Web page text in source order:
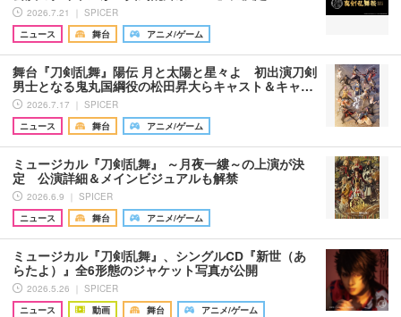
2026.7.21 ｜ SPICER
ニュース
舞台 アニメ/ゲーム
舞台『刀剣乱舞』陽伝 月と太陽と星々よ 初出演刀剣
男士となる鬼丸国綱役の松田昇大らキャスト＆キャ…
2026.7.17 ｜ SPICER
ニュース
舞台 アニメ/ゲーム
ミュージカル『刀剣乱舞』 ～月夜一縷～の上演が決
定 公演詳細＆メインビジュアルも解禁
2026.6.9 ｜ SPICER
ニュース
舞台 アニメ/ゲーム
ミュージカル『刀剣乱舞』、シングルCD『新世（あ
らたよ）』全6形態のジャケット写真が公開
2026.5.26 ｜ SPICER
ニュース
動画 舞台 アニメ/ゲーム